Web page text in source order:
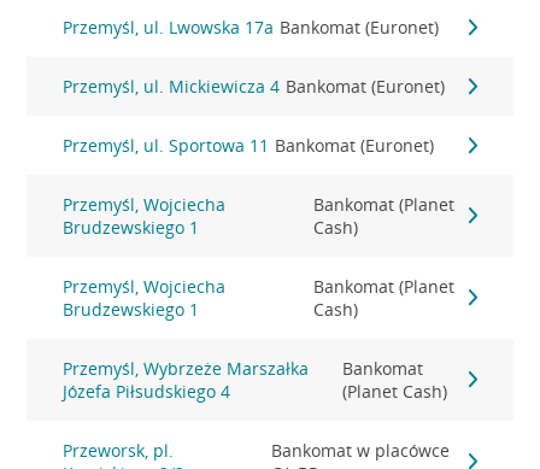
Przemyśl, ul. Lwowska 17a Bankomat (Euronet)
Przemyśl, ul. Mickiewicza 4 Bankomat (Euronet)
Przemyśl, ul. Sportowa 11 Bankomat (Euronet)
Przemyśl, Wojciecha
Brudzewskiego 1
Bankomat (Planet
Cash)
Przemyśl, Wojciecha
Brudzewskiego 1
Bankomat (Planet
Cash)
Przemyśl, Wybrzeże Marszałka
Józefa Piłsudskiego 4
Bankomat
(Planet Cash)
Przeworsk, pl.
Bankomat w placówce